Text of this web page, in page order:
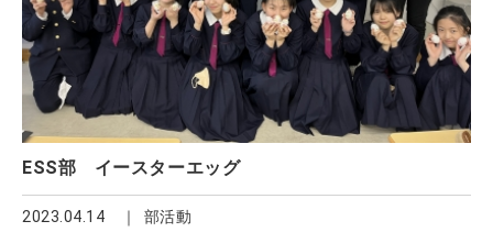
ESS部 イースターエッグ
2023.04.14 部活動